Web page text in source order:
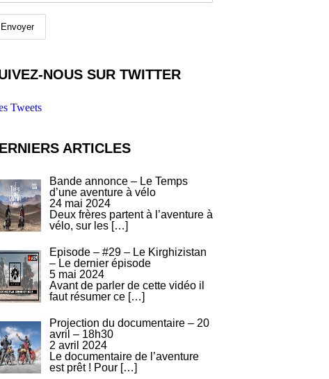
NOUS SUR TWITTER
Tweets
ARTICLES
Bande annonce – Le Temps
d’une aventure à vélo
24 mai 2024
Deux frères partent à l’aventure à
vélo, sur les […]
Episode – #29 – Le Kirghizistan
– Le dernier épisode
5 mai 2024
Avant de parler de cette vidéo il
faut résumer ce […]
Projection du documentaire – 20
avril – 18h30
2 avril 2024
Le documentaire de l’aventure
est prêt ! Pour […]